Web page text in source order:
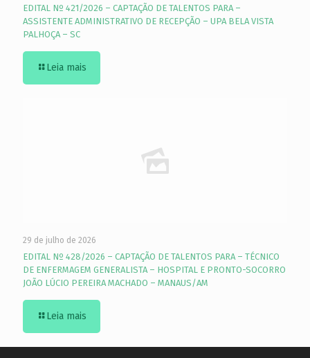
EDITAL Nº 421/2026 – CAPTAÇÃO DE TALENTOS PARA –
ASSISTENTE ADMINISTRATIVO DE RECEPÇÃO – UPA BELA VISTA
PALHOÇA – SC
Leia mais
29 de julho de 2026
EDITAL Nº 428/2026 – CAPTAÇÃO DE TALENTOS PARA – TÉCNICO
DE ENFERMAGEM GENERALISTA – HOSPITAL E PRONTO-SOCORRO
JOÃO LÚCIO PEREIRA MACHADO – MANAUS/AM
Leia mais